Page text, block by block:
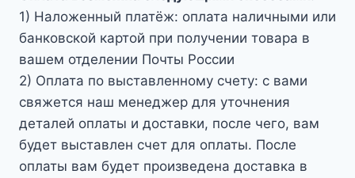
1) Наложенный платёж: оплата наличными или
банковской картой при получении товара в
вашем отделении Почты России
2) Оплата по выставленному счету: с вами
свяжется наш менеджер для уточнения
деталей оплаты и доставки, после чего, вам
будет выставлен счет для оплаты. После
оплаты вам будет произведена доставка в